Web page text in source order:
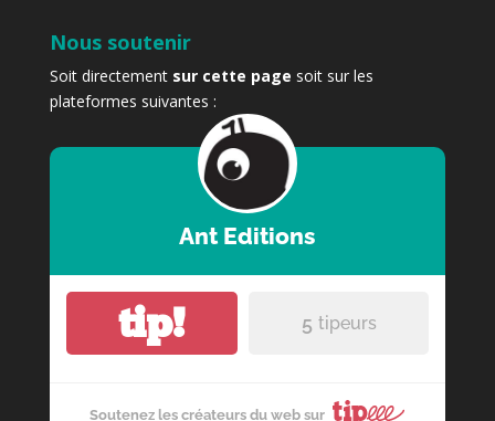
Nous soutenir
Soit directement sur cette page soit sur les
plateformes suivantes :
Ant Editions
tip! 5 tipeurs
Soutenez les créateurs du web sur